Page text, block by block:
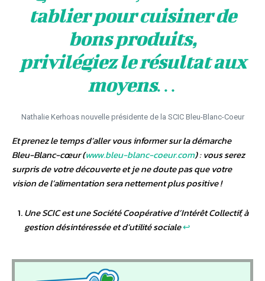
tablier pour cuisiner de
bons produits,
privilégiez le résultat aux
moyens…
Nathalie Kerhoas nouvelle présidente de la SCIC Bleu-Blanc-Coeur
Et prenez le temps d’aller vous informer sur la démarche
Bleu-Blanc-cœur (www.bleu-blanc-coeur.com) : vous serez
surpris de votre découverte et je ne doute pas que votre
vision de l’alimentation sera nettement plus positive !
Une SCIC est une Société Coopérative d’Intérêt Collectif, à
gestion désintéressée et d’utilité sociale↩︎